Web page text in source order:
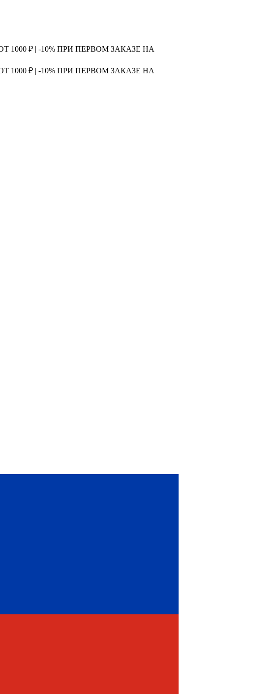
₽ | -10% ПРИ ПЕРВОМ ЗАКАЗЕ НА
₽ | -10% ПРИ ПЕРВОМ ЗАКАЗЕ НА